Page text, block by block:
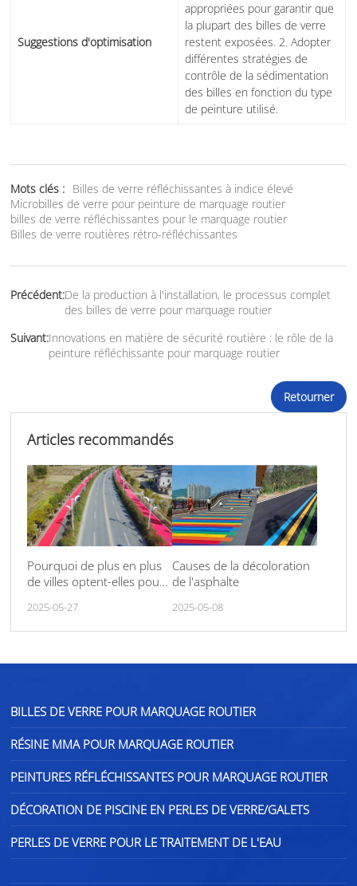
Suggestions d'optimisation
appropriées pour garantir que
la plupart des billes de verre
restent exposées. 2. Adopter
différentes stratégies de
contrôle de la sédimentation
des billes en fonction du type
de peinture utilisé.
Mots clés : Billes de verre réfléchissantes à indice élevé
Microbilles de verre pour peinture de marquage routier
billes de verre réfléchissantes pour le marquage routier
Billes de verre routières rétro-réfléchissantes
Précédent:De la production à l'installation, le processus complet
des billes de verre pour marquage routier
Suivant:Innovations en matière de sécurité routière : le rôle de la
peinture réfléchissante pour marquage routier
Retourner
Articles recommandés
Pourquoi de plus en plus
de villes optent-elles pour
billes de verre ? Des
avantages considérables,
qu'esthétiques.
2025-05-27
Causes de la décoloration
de l'asphalte
2025-05-08
BILLES DE VERRE POUR MARQUAGE ROUTIER
RÉSINE MMA POUR MARQUAGE ROUTIER
PEINTURES RÉFLÉCHISSANTES POUR MARQUAGE ROUTIER
DÉCORATION DE PISCINE EN PERLES DE VERRE/GALETS
PERLES DE VERRE POUR LE TRAITEMENT DE L'EAU